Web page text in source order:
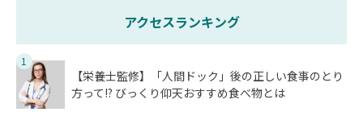
アクセスランキング
1
【栄養士監修】「人間ドック」後の正しい食事のとり
方って!? びっくり仰天おすすめ食べ物とは